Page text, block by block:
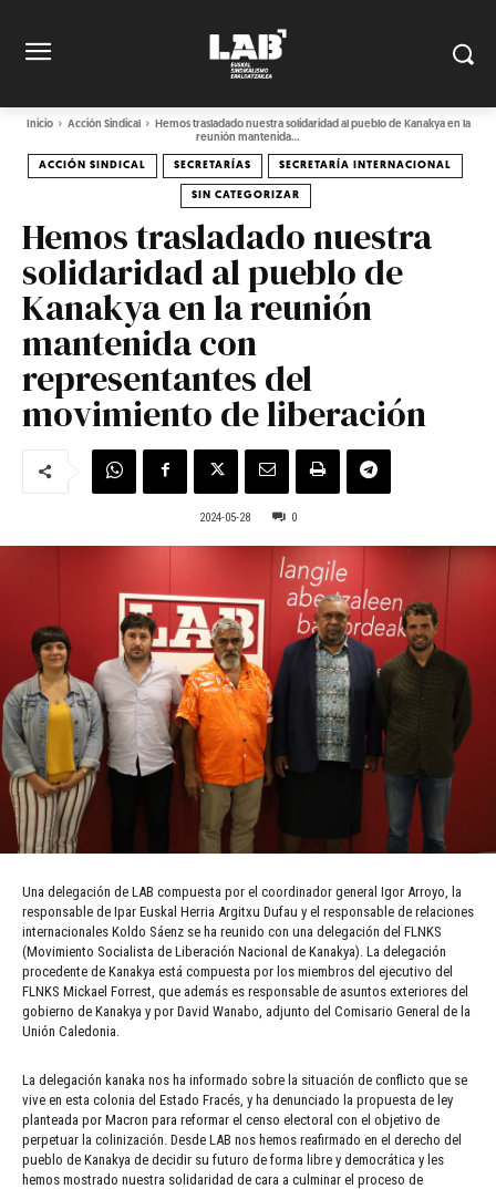
Inicio Acción Sindical
Hemos trasladado nuestra solidaridad al pueblo de Kanakya en la
reunión mantenida...
ACCIÓN SINDICAL SECRETARÍAS SECRETARÍA INTERNACIONAL
SIN CATEGORIZAR
Hemos trasladado nuestra
solidaridad al pueblo de
Kanakya en la reunión
mantenida con
representantes del
movimiento de liberación
2024-05-28 0
Una delegación de LAB compuesta por el coordinador general Igor Arroyo, la
responsable de Ipar Euskal Herria Argitxu Dufau y el responsable de relaciones
internacionales Koldo Sáenz se ha reunido con una delegación del FLNKS
(Movimiento Socialista de Liberación Nacional de Kanakya). La delegación
procedente de Kanakya está compuesta por los miembros del ejecutivo del
FLNKS Mickael Forrest, que además es responsable de asuntos exteriores del
gobierno de Kanakya y por David Wanabo, adjunto del Comisario General de la
Unión Caledonia.
La delegación kanaka nos ha informado sobre la situación de conflicto que se
vive en esta colonia del Estado Fracés, y ha denunciado la propuesta de ley
planteada por Macron para reformar el censo electoral con el objetivo de
perpetuar la colinización. Desde LAB nos hemos reafirmado en el derecho del
pueblo de Kanakya de decidir su futuro de forma libre y democrática y les
hemos mostrado nuestra solidaridad de cara a culminar el proceso de